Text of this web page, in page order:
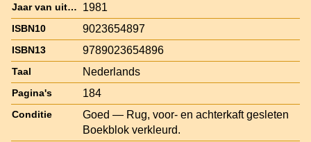
Jaar van uitgave 1981
ISBN10 9023654897
ISBN13 9789023654896
Taal Nederlands
Pagina's 184
Conditie
Goed — Rug, voor- en achterkaft gesleten
Boekblok verkleurd.